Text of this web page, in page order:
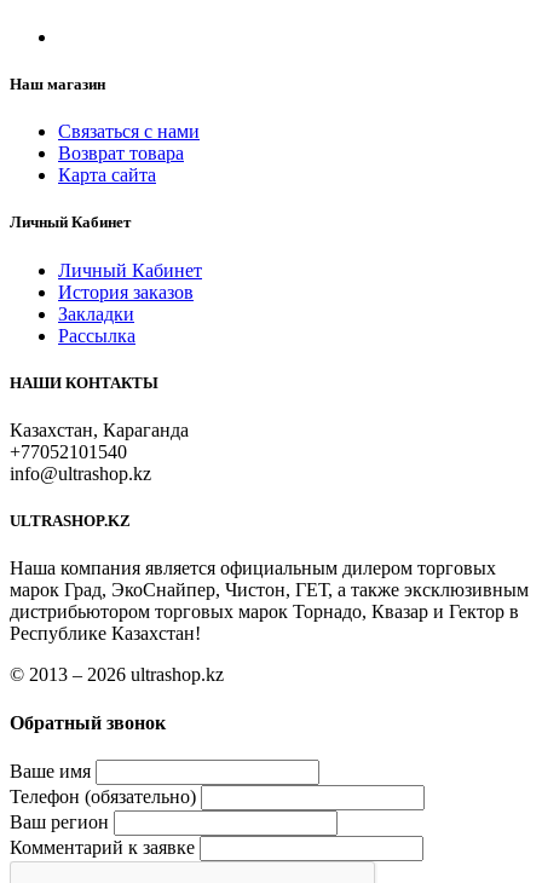
Наш магазин
Связаться с нами
Возврат товара
Карта сайта
Личный Кабинет
Личный Кабинет
История заказов
Закладки
Рассылка
НАШИ КОНТАКТЫ
Казахстан, Караганда
+77052101540
info@ultrashop.kz
ULTRASHOP.KZ
Наша компания является официальным дилером торговых
марок Град, ЭкоСнайпер, Чистон, ГЕТ, а также эксклюзивным
дистрибьютором торговых марок Торнадо, Квазар и Гектор в
Республике Казахстан!
© 2013 – 2026 ultrashop.kz
Обратный звонок
Ваше имя
Телефон (обязательно)
Ваш регион
Комментарий к заявке